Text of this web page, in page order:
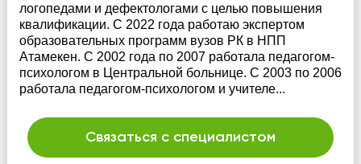
логопедами и дефектологами с целью повышения
квалификации. С 2022 года работаю экспертом
образовательных программ вузов РК в НПП
Атамекен. С 2002 года по 2007 работала педагогом-
психологом в Центральной больнице. С 2003 по 2006
работала педагогом-психологом и учителе...
Связаться с специалистом